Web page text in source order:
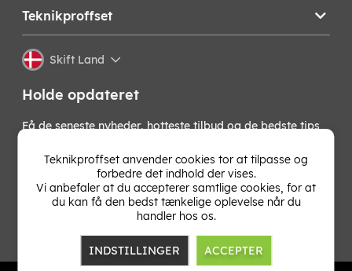
Teknikproffset
Skift Land
Holde opdateret
Få de seneste nyheder, hotteste tilbud og de bedste tips
nyhedsbrev!
OK
Teknikproffset anvender cookies tor at tilpasse og
forbedre det indhold der vises.
Vi anbefaler at du accepterer samtlige cookies, for at
du kan få den bedst tænkelige oplevelse når du
handler hos os.
INDSTILLINGER ACCEPTER